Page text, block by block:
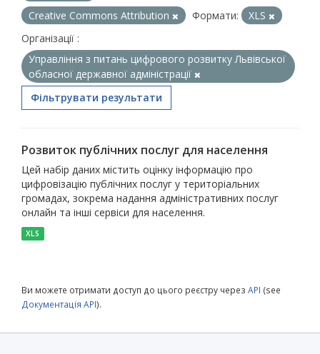
Creative Commons Attribution
Формати:
XLS
Організації :
Управління з питань цифрового розвитку Львівської
обласної державної адміністрації
Фільтрувати результати
Розвиток публічних послуг для населення
Цей набір даних містить оцінку інформацію про
цифровізацію публічних послуг у територіальних
громадах, зокрема надання адміністративних послуг
онлайн та інші сервіси для населення.
XLS
Ви можете отримати доступ до цього реєстру через API (see
Документація API).